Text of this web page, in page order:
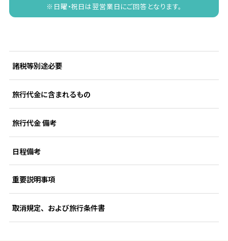
※日曜・祝日は翌営業日にご回答となります。
諸税等別途必要
旅行代金に含まれるもの
旅行代金 備考
日程備考
重要説明事項
取消規定、および旅行条件書